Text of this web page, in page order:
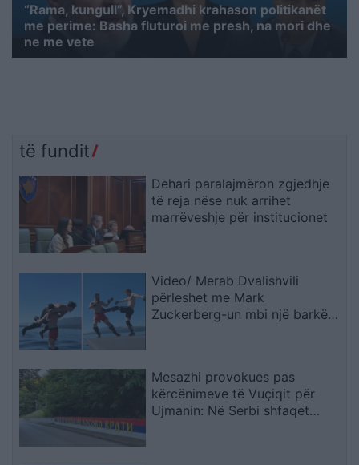
“Rama, kungull”, Kryemadhi krahason politikanët
me perime: Basha fluturoi me presh, na mori dhe
ne me vete
të fundit
Dehari paralajmëron zgjedhje
të reja nëse nuk arrihet
marrëveshje për institucionet
Video/ Merab Dvalishvili
përleshet me Mark
Zuckerberg-un mbi një barkë
Mesazhi provokues pas
kërcënimeve të Vuçiqit për
Ujmanin: Në Serbi shfaqet